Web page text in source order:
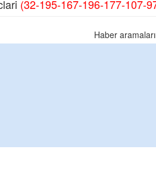
(32-195-167-196-177-107-
Haber